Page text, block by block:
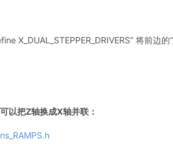
X_DUAL_STEPPER_DRIVERS” 将前边的
以把Z轴换成X轴并联：